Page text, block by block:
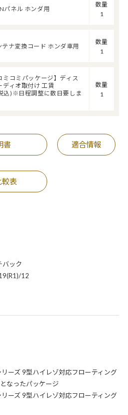
パネル ホンダ用
数量
1
テナ変換コード ホンダ車用
数量
1
ミコミパッケージ】ディス
ディオ取付け 工賃
込)※日程調整に数日要しま
数量
1
書 適合情報
較表
ック
12
ーズ 9型ハイレゾ対応フローティング
なったパッケージ
ーズ 9型ハイレゾ対応フローティング